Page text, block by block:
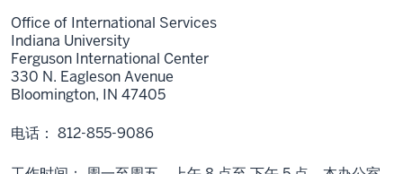
Office of International Services
Indiana University
Ferguson International Center
330 N. Eagleson Avenue
Bloomington, IN 47405
电话： 812-855-9086